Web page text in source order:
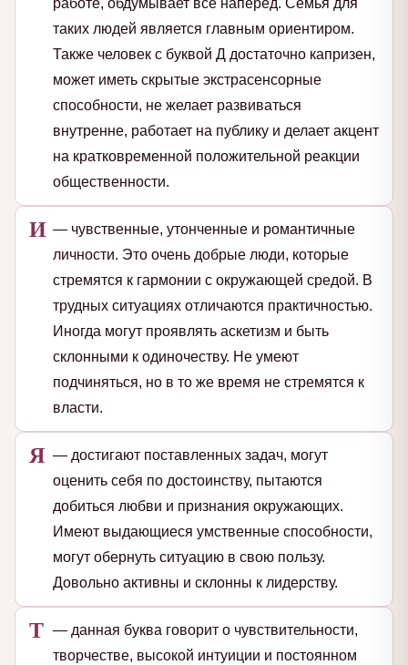
работе, обдумывает все наперед. Семья для
таких людей является главным ориентиром.
Также человек с буквой Д достаточно капризен,
может иметь скрытые экстрасенсорные
способности, не желает развиваться
внутренне, работает на публику и делает акцент
на кратковременной положительной реакции
общественности.
И — чувственные, утонченные и романтичные
личности. Это очень добрые люди, которые
стремятся к гармонии с окружающей средой. В
трудных ситуациях отличаются практичностью.
Иногда могут проявлять аскетизм и быть
склонными к одиночеству. Не умеют
подчиняться, но в то же время не стремятся к
власти.
Я — достигают поставленных задач, могут
оценить себя по достоинству, пытаются
добиться любви и признания окружающих.
Имеют выдающиеся умственные способности,
могут обернуть ситуацию в свою пользу.
Довольно активны и склонны к лидерству.
Т — данная буква говорит о чувствительности,
творчестве, высокой интуиции и постоянном